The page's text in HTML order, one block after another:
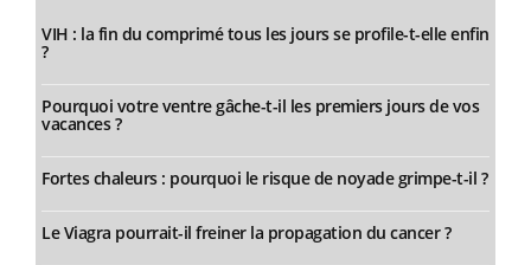
VIH : la fin du comprimé tous les jours se profile-t-elle enfin
?
Pourquoi votre ventre gâche-t-il les premiers jours de vos
vacances ?
Fortes chaleurs : pourquoi le risque de noyade grimpe-t-il ?
Le Viagra pourrait-il freiner la propagation du cancer ?